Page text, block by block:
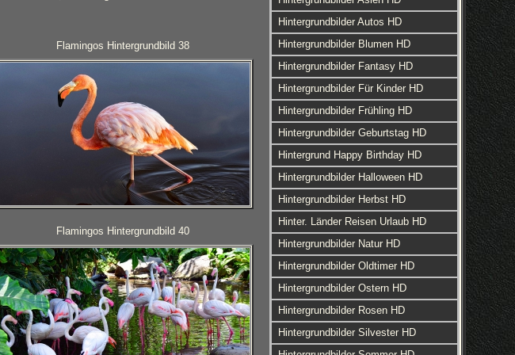
Flamingos Hintergrundbild 38
Flamingos Hintergrundbild 40
Hintergrundbilder Autos HD
Hintergrundbilder Blumen HD
Hintergrundbilder Fantasy HD
Hintergrundbilder Für Kinder HD
Hintergrundbilder Frühling HD
Hintergrundbilder Geburtstag HD
Hintergrund Happy Birthday HD
Hintergrundbilder Halloween HD
Hintergrundbilder Herbst HD
Hinter. Länder Reisen Urlaub HD
Hintergrundbilder Natur HD
Hintergrundbilder Oldtimer HD
Hintergrundbilder Ostern HD
Hintergrundbilder Rosen HD
Hintergrundbilder Silvester HD